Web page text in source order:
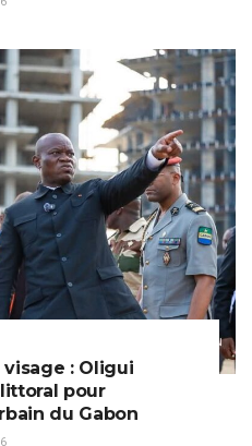
: Oligui
pour
du Gabon